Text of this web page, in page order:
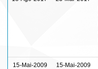
15-Mai-2009 15-Mai-2009